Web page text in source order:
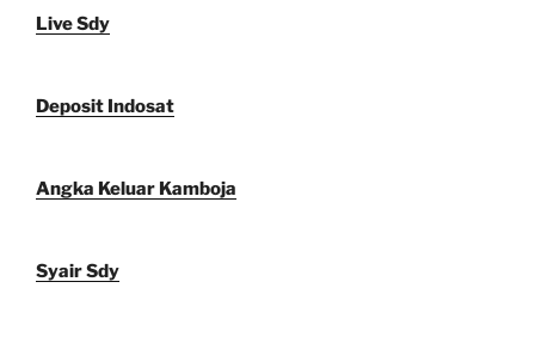
Live Sdy
Deposit Indosat
Angka Keluar Kamboja
Syair Sdy